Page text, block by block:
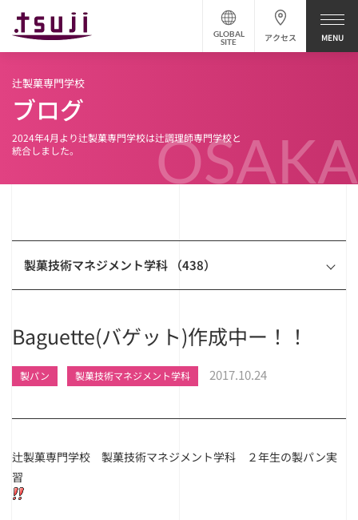
アクセス
GLOBAL
SITE
OSAKA
辻製菓専門学校
ブログ
2024年4月より辻製菓専門学校は辻調理師専門学校と
統合しました。
製菓技術マネジメント学科 （438）
Baguette(バゲット)作成中ー！！
製パン 製菓技術マネジメント学科 2017.10.24
辻製菓専門学校 製菓技術マネジメント学科 ２年生の製パン実
習